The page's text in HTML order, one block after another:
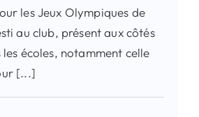
les Jeux Olympiques de
au club, présent aux côtés
écoles, notamment celle
[...]